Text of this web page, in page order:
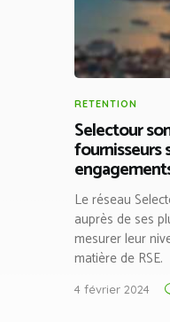
RETENTION
Selectour
fournisseurs
Le réseau
auprès de ses
mesurer leur
matière de RSE.
4 février 2024